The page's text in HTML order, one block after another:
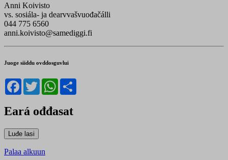
Anni Koivisto
vs. sosiála- ja dearvvašvuođačálli
044 775 6560
anni.koivisto@samediggi.fi
Juoge siiddu ovddosguvlui
Facebook
TwitterWhatsApp
Eará ođđasat
Palaa alkuun